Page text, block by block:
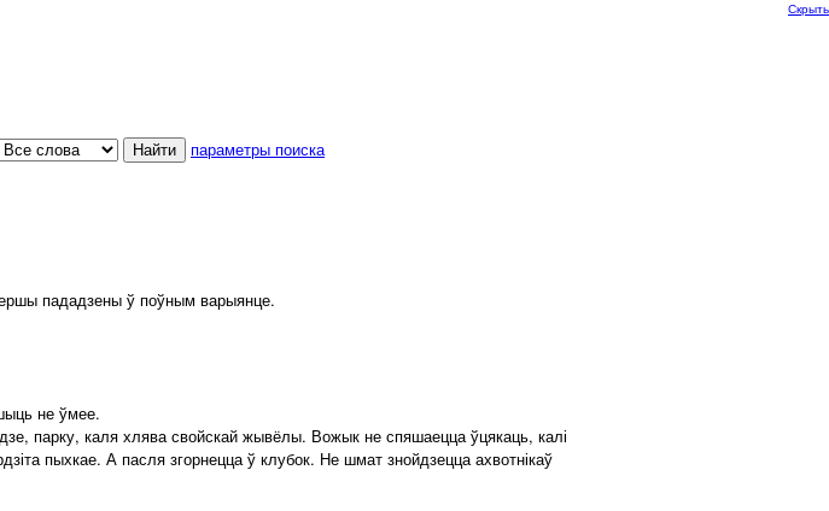
параметры поиска
Скрыть
пададзены ў поўным варыянце.
не ўмее.
парку, каля хлява свойскай жывёлы. Вожык не спяшаецца ўцякаць, калі
пыхкае. А пасля згорнецца ў клубок. Не шмат знойдзецца ахвотнікаў